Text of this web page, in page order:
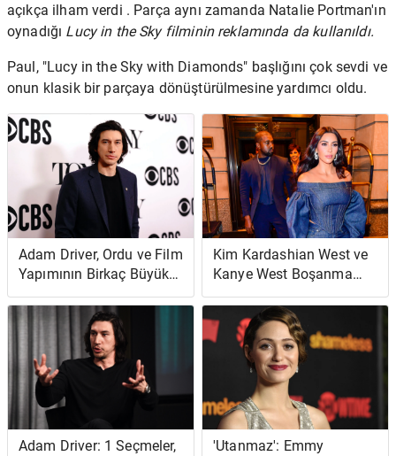
açıkça ilham verdi . Parça aynı zamanda Natalie Portman'ın
oynadığı Lucy in the Sky filminin reklamında da kullanıldı.
Paul, "Lucy in the Sky with Diamonds" başlığını çok sevdi ve
onun klasik bir parçaya dönüştürülmesine yardımcı oldu.
Adam Driver, Ordu ve Film
Yapımının Birkaç Büyük
Yolda Benzer Olduğunu
Düşünüyor - 'Süreç Tam
Olarak Aynı'
Kim Kardashian West ve
Kanye West Boşanma
Sırasında Çocuklarına
Nasıl Ebeveynlik Ediyor?
Adam Driver: 1 Seçmeler,
'Utanmaz': Emmy